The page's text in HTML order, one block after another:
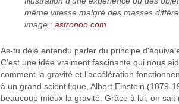
même vitesse malgré des masses
image :astronoo.com
As-tu déjà entendu parler du principe
C’est une idée vraiment fascinante qui nous
comment la gravité et l’accélération
à un grand scientifique, Albert Einstein (1879-
beaucoup mieux la gravité. Grâce à lui, on sait